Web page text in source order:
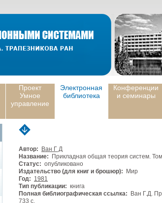
Проект
Умное
управление
Электронная
библиотека
Конференции
и семинары
Автор:
Ван Г Д
Название: Прикладная общая теория систем.
Статус: опубликовано
Издательство (для книг и брошюр): Мир
Год: 1981
Тип публикации: книга
Полная библиографическая ссылка: Ван Г.Д.
733 с.